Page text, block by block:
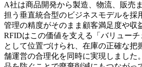
A社は商品開発から製造、物流、販売
担う垂直統合型のビジネスモデルを採
管理の精度がそのまま顧客満足度や収
RFIDはこの価値を支える「バリュー
として位置づけられ、在庫の正確な把
舗運営の合理化を同時に実現しました